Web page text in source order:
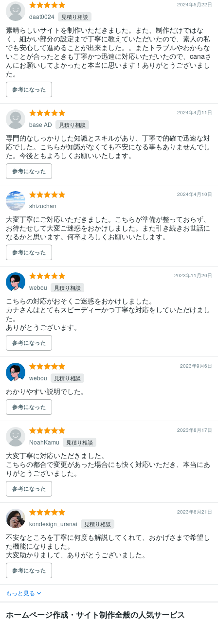
2024年5月22日
daat0024 見積り相談
素晴らしいサイトを制作いただきました。また、制作だけではな
く、細かい部分の設定まで丁寧に教えていただいたので、素人の私
でも安心して進めることが出来ました。。またトラブルやわからな
いことが合ったときも丁寧かつ迅速に対応いただいたので、canaさ
んにお願いしてよかったと本当に思います！ありがとうございまし
た。
参考になった
2024年4月11日
base AD 見積り相談
専門的なしっかりした知識とスキルがあり、丁寧で的確で迅速な対
応でした。こちらが知識がなくても不安になる事もありませんでし
た。今後ともよろしくお願いいたします。
参考になった
2024年4月10日
shizuchan
大変丁寧にご対応いただきました。こちらが準備が整っておらず、
お待たせして大変ご迷惑をおかけしました。また引き続きお世話に
なるかと思います。何卒よろしくお願いいたします。
参考になった
2023年11月20日
webou 見積り相談
こちらの対応がおそくご迷惑をおかけしました。
カナさんはとてもスピーディーかつ丁寧な対応をしていただけまし
た。
ありがとうございます。
参考になった
2023年9月6日
webou 見積り相談
参考になった
2023年8月17日
NoahKamu 見積り相談
大変丁寧に対応いただきました。
こちらの都合で変更があった場合にも快く対応いただき、本当にあ
りがとうございました。
参考になった
2023年6月21日
kondesign_uranai 見積り相談
不安なところを丁寧に何度も解説してくれて、おかげさまで希望し
た機能になりました。
大変助かりまして、ありがとうございました。
参考になった
もっと見る
ホームページ作成・サイト制作全般の人気サービス